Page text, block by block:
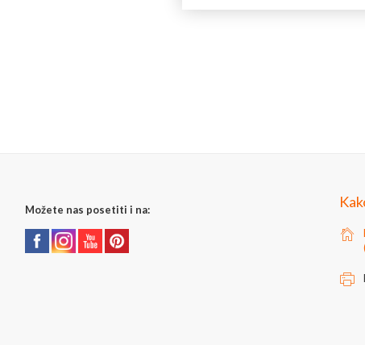
Proizvođač: SR Dabar plast
Možete nas posetiti i na: